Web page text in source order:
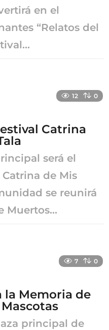
en el
“Relatos del
12 0
Catrina
será el
de Mis
se reunirá
Muertos...
7 0
la Memoria de
principal de